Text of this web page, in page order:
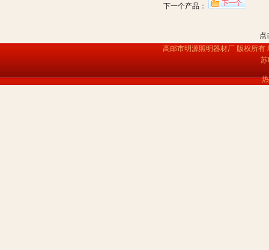
下一个产品：
点
高邮市明源照明器材厂 版权所